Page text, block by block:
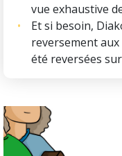
vue exhaustive
Et si besoin,
reversement
été reversées